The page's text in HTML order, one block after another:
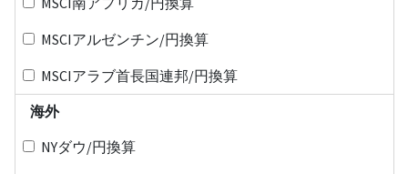
MSCIアルゼンチン/円換算
MSCIアラブ首長国連邦/円換算
海外
NYダウ/円換算